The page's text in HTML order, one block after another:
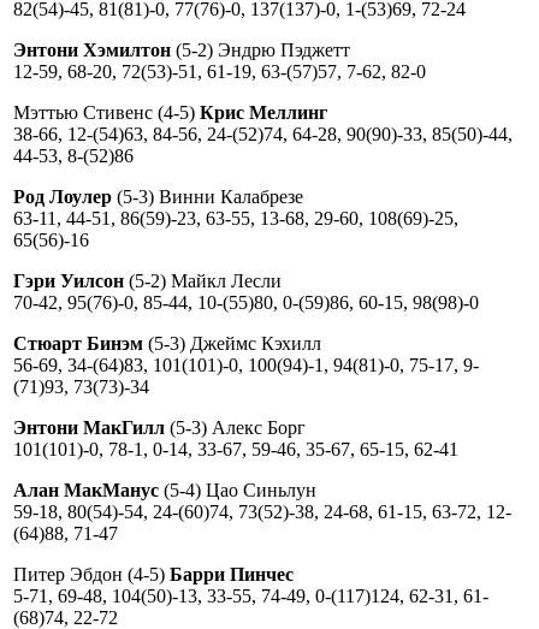
82(54)-45, 81(81)-0, 77(76)-0, 137(137)-0, 1-(53)69, 72-24
Энтони Хэмилтон (5-2) Эндрю Пэджетт
12-59, 68-20, 72(53)-51, 61-19, 63-(57)57, 7-62, 82-0
Мэттью Стивенс (4-5) Крис Меллинг
38-66, 12-(54)63, 84-56, 24-(52)74, 64-28, 90(90)-33, 85(50)-44,
44-53, 8-(52)86
Род Лоулер (5-3) Винни Калабрезе
63-11, 44-51, 86(59)-23, 63-55, 13-68, 29-60, 108(69)-25,
65(56)-16
Гэри Уилсон (5-2) Майкл Лесли
70-42, 95(76)-0, 85-44, 10-(55)80, 0-(59)86, 60-15, 98(98)-0
Стюарт Бинэм (5-3) Джеймс Кэхилл
56-69, 34-(64)83, 101(101)-0, 100(94)-1, 94(81)-0, 75-17, 9-
(71)93, 73(73)-34
Энтони МакГилл (5-3) Алекс Борг
101(101)-0, 78-1, 0-14, 33-67, 59-46, 35-67, 65-15, 62-41
Алан МакМанус (5-4) Цао Синьлун
59-18, 80(54)-54, 24-(60)74, 73(52)-38, 24-68, 61-15, 63-72, 12-
(64)88, 71-47
Питер Эбдон (4-5) Барри Пинчес
5-71, 69-48, 104(50)-13, 33-55, 74-49, 0-(117)124, 62-31, 61-
(68)74, 22-72